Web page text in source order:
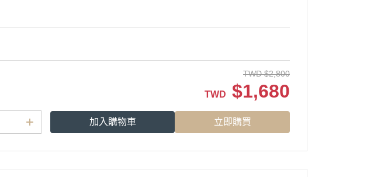
TWD $2,800
TWD $1,680
加入購物車 立即購買